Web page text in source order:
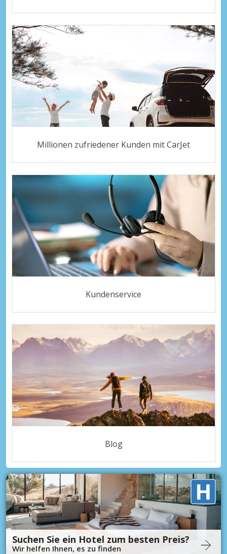
Millionen zufriedener Kunden mit CarJet
Kundenservice
Blog
Suchen Sie ein Hotel zum besten Preis?
Wir helfen Ihnen, es zu finden